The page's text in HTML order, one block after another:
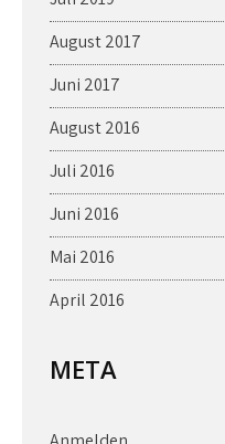
August 2017
Juni 2017
August 2016
Juli 2016
Juni 2016
Mai 2016
April 2016
META